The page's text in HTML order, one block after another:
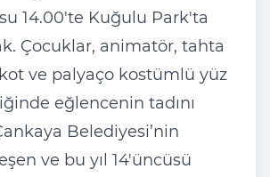
14.00'te Kuğulu Park'ta
Çocuklar, animatör, tahta
ve palyaço kostümlü yüz
eğlencenin tadını
Belediyesi’nin
ve bu yıl 14'üncüsü